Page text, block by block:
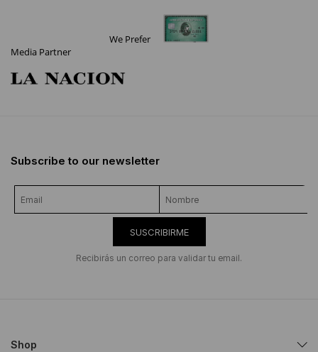
We Prefer
Media Partner
Subscribe to our newsletter
SUSCRIBIRME
Recibirás un correo para validar tu email.
Shop